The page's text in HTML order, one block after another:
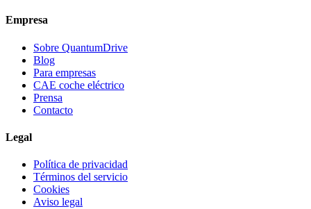
Empresa
Sobre QuantumDrive
Blog
Para empresas
CAE coche eléctrico
Prensa
Contacto
Legal
Política de privacidad
Términos del servicio
Cookies
Aviso legal